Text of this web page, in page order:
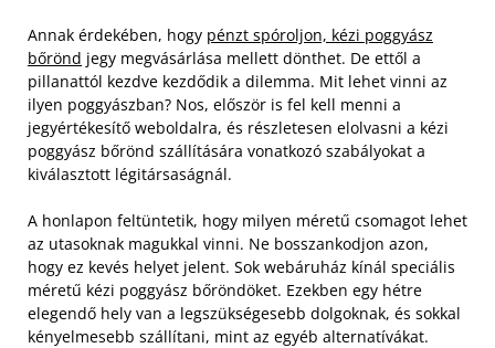
Annak érdekében, hogy pénzt spóroljon, kézi poggyász
bőrönd jegy megvásárlása mellett dönthet. De ettől a
pillanattól kezdve kezdődik a dilemma. Mit lehet vinni az
ilyen poggyászban? Nos, először is fel kell menni a
jegyértékesítő weboldalra, és részletesen elolvasni a kézi
poggyász bőrönd szállítására vonatkozó szabályokat a
kiválasztott légitársaságnál.
A honlapon feltüntetik, hogy milyen méretű csomagot lehet
az utasoknak magukkal vinni. Ne bosszankodjon azon,
hogy ez kevés helyet jelent. Sok webáruház kínál speciális
méretű kézi poggyász bőröndöket. Ezekben egy hétre
elegendő hely van a legszükségesebb dolgoknak, és sokkal
kényelmesebb szállítani, mint az egyéb alternatívákat.